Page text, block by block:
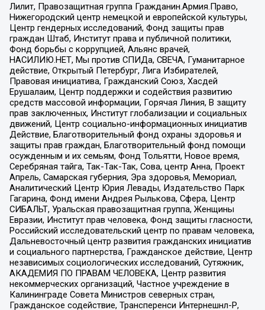
Лилит, Правозащитная группа Гражданин.Армия.Право,
Нижегородский центр немецкой и европейской культуры,
Центр гендерных исследований, Фонд защиты прав
граждан Штаб, Институт права и публичной политики,
Фонд борьбы с коррупцией, Альянс врачей,
НАСИЛИЮ.НЕТ, Мы против СПИДа, СВЕЧА, Гуманитарное
действие, Открытый Петербург, Лига Избирателей,
Правовая инициатива, Гражданский Союз, Хасдей
Ерушалаим, Центр поддержки и содействия развитию
средств массовой информации, Горячая Линия, В защиту
прав заключенных, Институт глобализации и социальных
движений, Центр социально-информационных инициатив
Действие, Благотворительный фонд охраны здоровья и
защиты прав граждан, Благотворительный фонд помощи
осужденным и их семьям, Фонд Тольятти, Новое время,
Серебряная тайга, Так-Так-Так, Сова, центр Анна, Проект
Апрель, Самарская губерния, Эра здоровья, Мемориал,
Аналитический Центр Юрия Левады, Издательство Парк
Гагарина, Фонд имени Андрея Рылькова, Сфера, Центр
СИБАЛЬТ, Уральская правозащитная группа, Женщины
Евразии, Институт прав человека, Фонд защиты гласности,
Российский исследовательский центр по правам человека,
Дальневосточный центр развития гражданских инициатив
и социального партнерства, Гражданское действие, Центр
независимых социологических исследований, Сутяжник,
АКАДЕМИЯ ПО ПРАВАМ ЧЕЛОВЕКА, Центр развития
некоммерческих организаций, Частное учреждение в
Калининграде Совета Министров северных стран,
Гражданское содействие, Трансперенси Интернешнл-Р,